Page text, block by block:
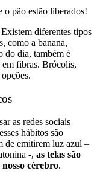
o pão estão liberados!
diferentes tipos
como a banana,
do dia, também é
em fibras. Brócolis,
as redes sociais
hábitos são
de emitirem luz azul –
-, as telas são
cérebro.